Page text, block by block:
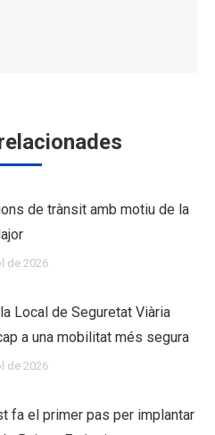
de trànsit amb motiu de la
de 2026
Local de Seguretat Viària
a una mobilitat més segura
de 2026
fa el primer pas per implantar